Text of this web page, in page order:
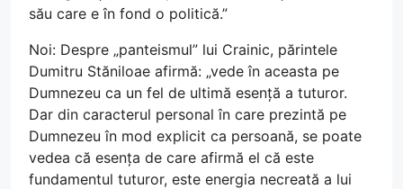
său care e în fond o politică.”
Noi: Despre „panteismul” lui Crainic, părintele
Dumitru Stăniloae afirmă: „vede în aceasta pe
Dumnezeu ca un fel de ultimă esență a tuturor.
Dar din caracterul personal în care prezintă pe
Dumnezeu în mod explicit ca persoană, se poate
vedea că esența de care afirmă el că este
fundamentul tuturor, este energia necreată a lui